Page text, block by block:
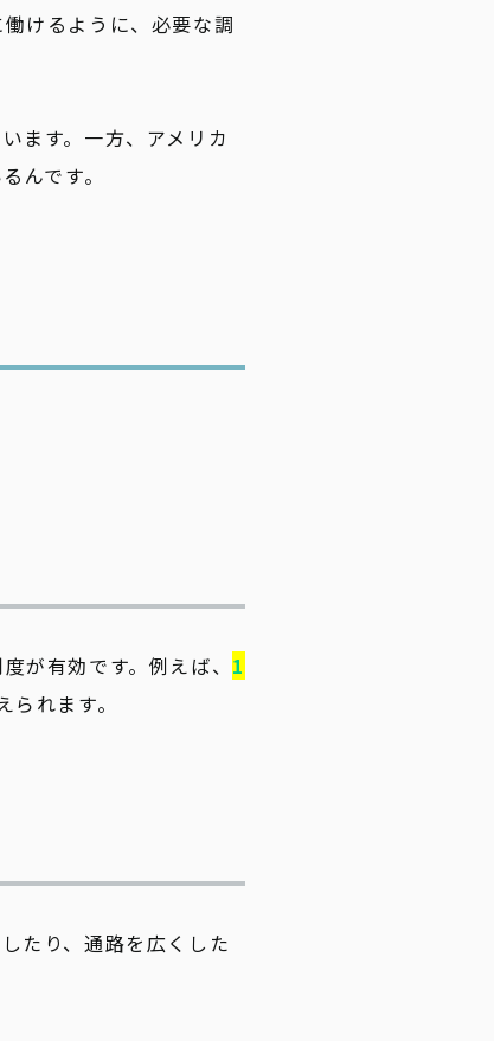
けるように、必要な調
ます。一方、アメリカ
んです。
が有効です。例えば、 1
れます。
たり、通路を広くした